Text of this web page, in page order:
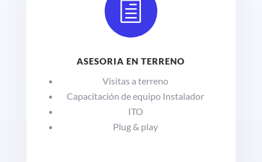
h
ASESORIA EN TERRENO
Visitas a terreno
Capacitación de equipo Instalador
ITO
Plug & play